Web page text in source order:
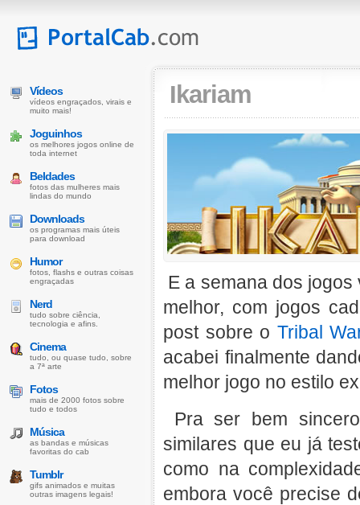
Ikariam
E a semana dos
melhor, com jogos
post sobre o Tribal
acabei finalmente
melhor jogo no estilo
Pra ser bem
similares que eu já
como na
embora você precise
Vídeos
vídeos engraçados, virais e
muito mais!
Joguinhos
os melhores jogos online de
toda internet
Beldades
fotos das mulheres mais
lindas do mundo
Downloads
os programas mais úteis
para download
Humor
fotos, flashs e outras coisas
engraçadas
Nerd
tudo sobre ciência,
tecnologia e afins.
Cinema
tudo, ou quase tudo, sobre
a 7ª arte
Fotos
mais de 2000 fotos sobre
tudo e todos
Música
as bandas e músicas
favoritas do cab
Tumblr
gifs animados e muitas
outras imagens legais!